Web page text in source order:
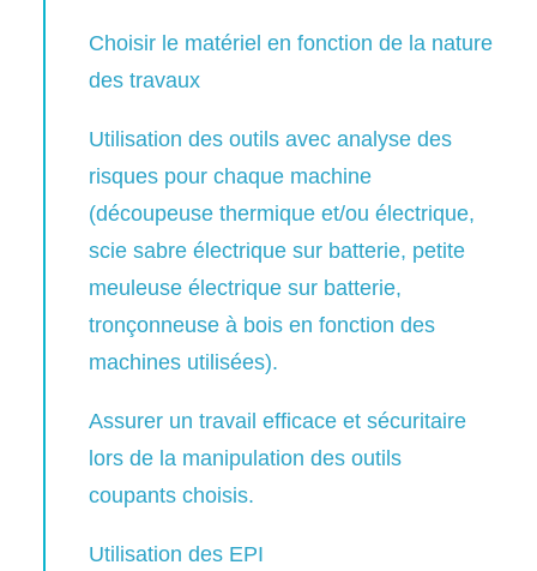
Choisir le matériel en fonction de la nature
des travaux
Utilisation des outils avec analyse des
risques pour chaque machine
(découpeuse thermique et/ou électrique,
scie sabre électrique sur batterie, petite
meuleuse électrique sur batterie,
tronçonneuse à bois en fonction des
machines utilisées).
Assurer un travail efficace et sécuritaire
lors de la manipulation des outils
coupants choisis.
Utilisation des EPI